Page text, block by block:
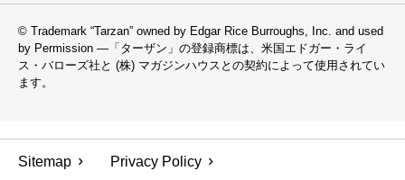
© Trademark “Tarzan” owned by Edgar Rice Burroughs, Inc. and used
by Permission —「ターザン」の登録商標は、米国エドガー・ライ
ス・バローズ社と (株) マガジンハウスとの契約によって使用されてい
ます。
Sitemap Privacy Policy